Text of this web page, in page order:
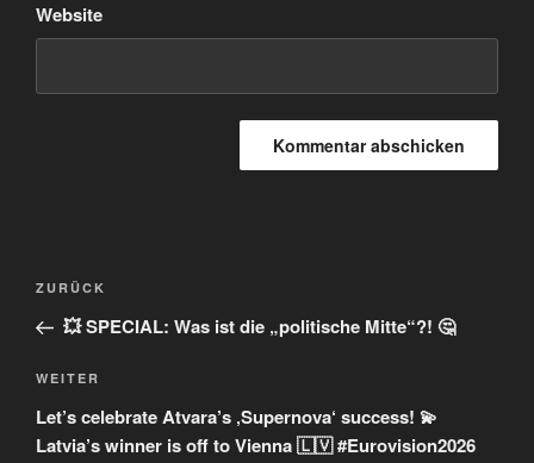
Website
Beitragsnavigation
Vorheriger
Beitrag
ZURÜCK
💥 SPECIAL: Was ist die „politische Mitte“?! 🤔
Nächster
Beitrag
WEITER
Let’s celebrate Atvara’s ‚Supernova‘ success! 💫
Latvia’s winner is off to Vienna 🇱🇻 #Eurovision2026